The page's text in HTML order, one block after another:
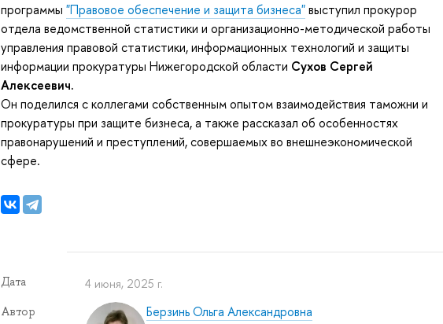
программы "Правовое обеспечение и защита бизнеса"выступил прокурор
отдела ведомственной статистики и организационно-методической работы
управления правовой статистики, информационных технологий и защиты
информации прокуратуры Нижегородской области Сухов Сергей
Алексеевич.
Он поделился с коллегами собственным опытом взаимодействия таможни и
прокуратуры при защите бизнеса, а также рассказал об особенностях
правонарушений и преступлений, совершаемых во внешнеэкономической
сфере.
Дата 4 июня, 2025 г.
Автор Берзинь Ольга Александровна